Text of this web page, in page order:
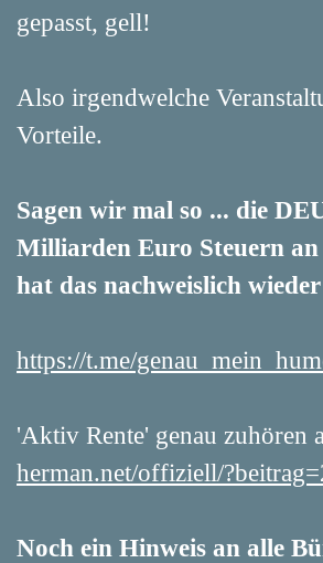
gepasst, gell!
Also irgendwelche
Vorteile.
Sagen wir mal so ... die
Milliarden Euro Steuern
hat das nachweislich
https://t.me/
'Aktiv Rente' genau zuhören
herman.net/offiziell/
Noch ein Hinweis an alle